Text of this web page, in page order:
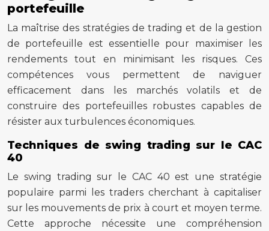
portefeuille
La maîtrise des stratégies de trading et de la gestion
de portefeuille est essentielle pour maximiser les
rendements tout en minimisant les risques. Ces
compétences vous permettent de naviguer
efficacement dans les marchés volatils et de
construire des portefeuilles robustes capables de
résister aux turbulences économiques.
Techniques de swing trading sur le CAC
40
Le swing trading sur le CAC 40 est une stratégie
populaire parmi les traders cherchant à capitaliser
sur les mouvements de prix à court et moyen terme.
Cette approche nécessite une compréhension